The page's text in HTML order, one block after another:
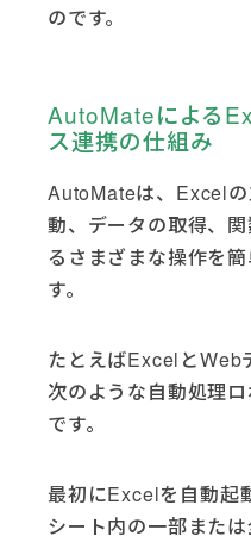
のです。
AutoMateによる
ス連携の仕組み
AutoMateは、Excel
動、データの取得、
るさまざまな操作を
す。
たとえばExcelとWeb
次のような自動処理
です。
最初にExcelを自動起
シート内の一部また